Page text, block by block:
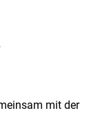
mit der